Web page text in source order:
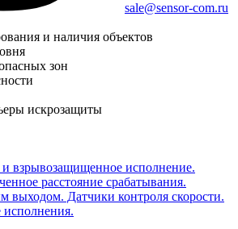
sale@sensor-com.ru
и наличия объектов
зон
искрозащиты
взрывозащищенное исполнение.
расстояние срабатывания.
выходом. Датчики контроля скорости.
исполнения.